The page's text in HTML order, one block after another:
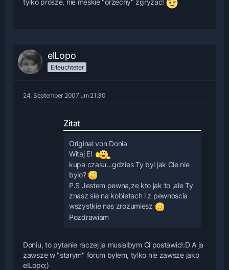
tylko prosze, nie meskie "orzechy" zgryzac!
elLopo
Erleuchteter
24. September 2007 um 21:30
Zitat
Original von Donia
Witaj El
kupa czasu...gdzies Ty byl jak Cie nie
bylo?
P.S Jestem pewna,ze kto jak to ,ale Ty
znasz sie na kobietach i z pewnoscia
wszystkie nas zrozumiesz
Pozdrawiam
Doniu, to pytanie raczej ja musialbym Ci postawic!:D A ja
zawsze w "starym" forum bylem, tylko nie zawsze jako
elLopo;)